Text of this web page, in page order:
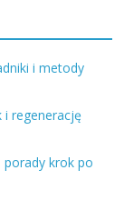
i metody
i regenerację
porady krok po